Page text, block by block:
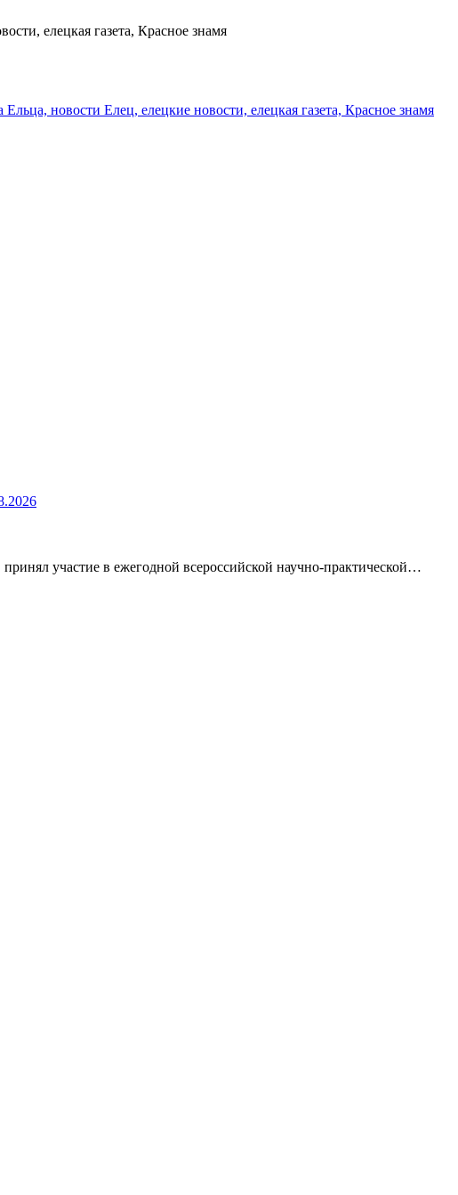
елецкая газета, Красное знамя
новости Елец, елецкие новости, елецкая газета, Красное знамя
участие в ежегодной всероссийской научно-практической…